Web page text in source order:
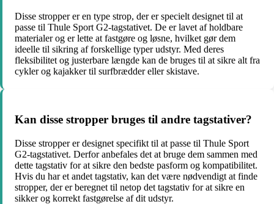
Disse stropper er en type strop, der er specielt designet til at
passe til Thule Sport G2-tagstativet. De er lavet af holdbare
materialer og er lette at fastgøre og løsne, hvilket gør dem
ideelle til sikring af forskellige typer udstyr. Med deres
fleksibilitet og justerbare længde kan de bruges til at sikre alt fra
cykler og kajakker til surfbrædder eller skistave.
Kan disse stropper bruges til andre tagstativer?
Disse stropper er designet specifikt til at passe til Thule Sport
G2-tagstativet. Derfor anbefales det at bruge dem sammen med
dette tagstativ for at sikre den bedste pasform og kompatibilitet.
Hvis du har et andet tagstativ, kan det være nødvendigt at finde
stropper, der er beregnet til netop det tagstativ for at sikre en
sikker og korrekt fastgørelse af dit udstyr.